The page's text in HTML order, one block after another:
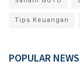
Tips Keuangan
POPULAR NEWS